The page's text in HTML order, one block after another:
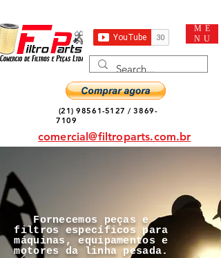
ME
NU
(21) 98561-5127 /3869-
7109
comercial@filtroparts.com.br
Fornecemos peças e
filtros específicos para
máquinas, equipamentos e
motores da linha pesada.